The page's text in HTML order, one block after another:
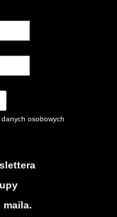
osobowych
maila.